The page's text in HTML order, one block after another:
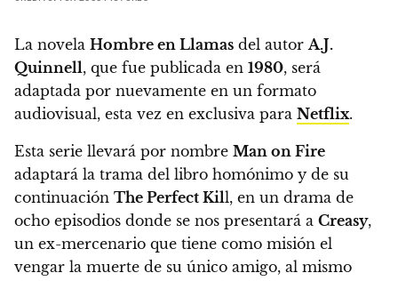
La novela Hombre en Llamas del autor A.J.
Quinnell, que fue publicada en 1980, será
adaptada por nuevamente en un formato
audiovisual, esta vez en exclusiva para Netflix.
Esta serie llevará por nombre Man on Fire
adaptará la trama del libro homónimo y de su
continuación The Perfect Kill, en un drama de
ocho episodios donde se nos presentará a Creasy,
un ex-mercenario que tiene como misión el
vengar la muerte de su único amigo, al mismo